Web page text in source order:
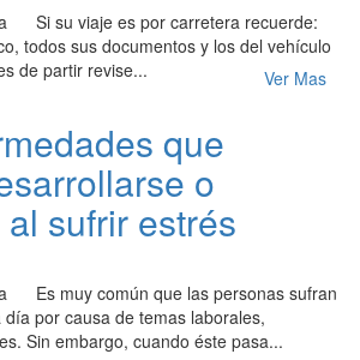
Si su viaje es por carretera recuerde:
todos sus documentos y los del vehículo
de partir revise...
Ver Mas
que
o
sufrir estrés
Es muy común que las personas sufran
por causa de temas laborales,
Sin embargo, cuando éste pasa...